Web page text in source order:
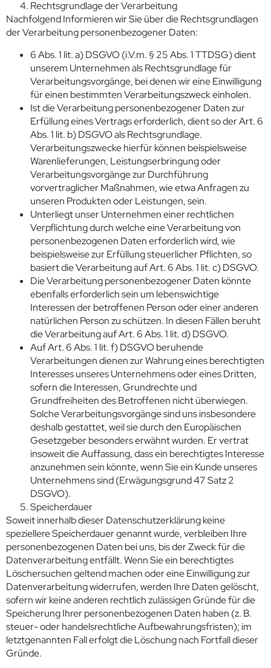
Rechtsgrundlage der Verarbeitung
Nachfolgend Informieren wir Sie über die Rechtsgrundlagen
der Verarbeitung personenbezogener Daten:
6 Abs. 1 lit. a) DSGVO (i.V.m. § 25 Abs. 1 TTDSG) dient
unserem Unternehmen als Rechtsgrundlage für
Verarbeitungsvorgänge, bei denen wir eine Einwilligung
für einen bestimmten Verarbeitungszweck einholen.
Ist die Verarbeitung personenbezogener Daten zur
Erfüllung eines Vertrags erforderlich, dient so der Art. 6
Abs. 1 lit. b) DSGVO als Rechtsgrundlage.
Verarbeitungszwecke hierfür können beispielsweise
Warenlieferungen, Leistungserbringung oder
Verarbeitungsvorgänge zur Durchführung
vorvertraglicher Maßnahmen, wie etwa Anfragen zu
unseren Produkten oder Leistungen, sein.
Unterliegt unser Unternehmen einer rechtlichen
Verpflichtung durch welche eine Verarbeitung von
personenbezogenen Daten erforderlich wird, wie
beispielsweise zur Erfüllung steuerlicher Pflichten, so
basiert die Verarbeitung auf Art. 6 Abs. 1 lit. c) DSGVO.
Die Verarbeitung personenbezogener Daten könnte
ebenfalls erforderlich sein um lebenswichtige
Interessen der betroffenen Person oder einer anderen
natürlichen Person zu schützen. In diesen Fällen beruht
die Verarbeitung auf Art. 6 Abs. 1 lit. d) DSGVO.
Auf Art. 6 Abs. 1 lit. f) DSGVO beruhende
Verarbeitungen dienen zur Wahrung eines berechtigten
Interesses unseres Unternehmens oder eines Dritten,
sofern die Interessen, Grundrechte und
Grundfreiheiten des Betroffenen nicht überwiegen.
Solche Verarbeitungsvorgänge sind uns insbesondere
deshalb gestattet, weil sie durch den Europäischen
Gesetzgeber besonders erwähnt wurden. Er vertrat
insoweit die Auffassung, dass ein berechtigtes Interesse
anzunehmen sein könnte, wenn Sie ein Kunde unseres
Unternehmens sind (Erwägungsgrund 47 Satz 2
DSGVO).
Speicherdauer
Soweit innerhalb dieser Datenschutzerklärung keine
speziellere Speicherdauer genannt wurde, verbleiben Ihre
personenbezogenen Daten bei uns, bis der Zweck für die
Datenverarbeitung entfällt. Wenn Sie ein berechtigtes
Löschersuchen geltend machen oder eine Einwilligung zur
Datenverarbeitung widerrufen, werden Ihre Daten gelöscht,
sofern wir keine anderen rechtlich zulässigen Gründe für die
Speicherung Ihrer personenbezogenen Daten haben (z. B.
steuer- oder handelsrechtliche Aufbewahrungsfristen); im
letztgenannten Fall erfolgt die Löschung nach Fortfall dieser
Gründe.